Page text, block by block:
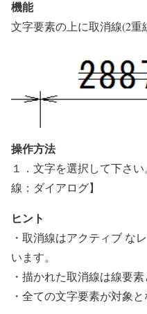
機能
文字要素の上に取消線(2重
操作方法
１．文字を選択して下さ
線：ダイアログ】
ヒント
・取消線はアクティブ な
います。
・描かれた取消線は線要素
・全ての文字要素が対象と